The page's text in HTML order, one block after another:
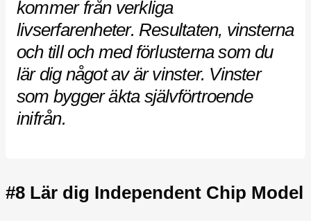
kommer från verkliga
livserfarenheter. Resultaten, vinsterna
och till och med förlusterna som du
lär dig något av är vinster. Vinster
som bygger äkta självförtroende
inifrån.
#8 Lär dig Independent Chip Model